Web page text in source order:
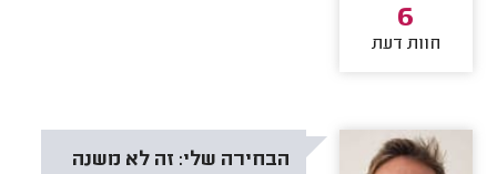
6
חוות דעת
הבחירה שלי: זה לא משנה